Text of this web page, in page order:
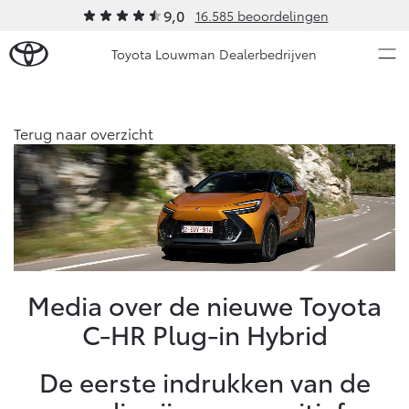
9,0 16.585 beoordelingen
Toyota Louwman Dealerbedrijven
Ons bedrijf
Ons bedrijf
Contact en Route
Vacatures
Klantbeoordelingen
Modellen
Aygo X
HYBRIDE
Vanaf € 23.750,-
Yaris
HYBRIDE
Vanaf € 27.195,-
Occasions
Onderhoud
Diensten
Terug naar overzicht
Media over de nieuwe Toyota
C-HR Plug-in Hybrid
De eerste indrukken van de